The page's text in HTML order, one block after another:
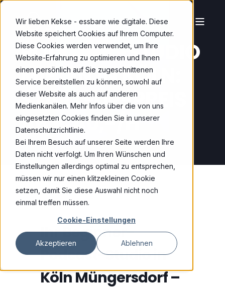
Wir lieben Kekse - essbare wie digitale. Diese
Website speichert Cookies auf Ihrem Computer.
Diese Cookies werden verwendet, um Ihre
Website-Erfahrung zu optimieren und Ihnen
einen persönlich auf Sie zugeschnittenen
Service bereitstellen zu können, sowohl auf
dieser Website als auch auf anderen
Medienkanälen. Mehr Infos über die von uns
eingesetzten Cookies finden Sie in unserer
Datenschutzrichtlinie.
Bei Ihrem Besuch auf unserer Seite werden Ihre
Daten nicht verfolgt. Um Ihren Wünschen und
Einstellungen allerdings optimal zu entsprechen,
müssen wir nur einen klitzekleinen Cookie
setzen, damit Sie diese Auswahl nicht noch
einmal treffen müssen.
Cookie-Einstellungen
Akzeptieren Ablehnen
PODCAST-STUDIO
MIETEN IN KÖLN:
START-UP-PREIS
AB € 40,-/H
Ihr Beginner-
Podcast-Studio in
Köln Müngersdorf –